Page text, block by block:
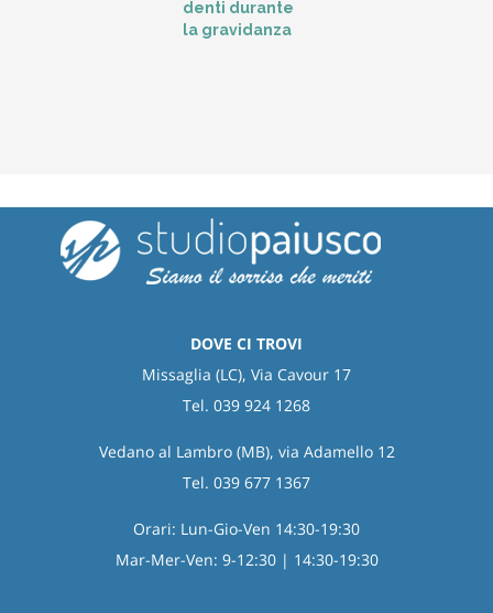
denti durante
la gravidanza
DOVE CI TROVI
Missaglia (LC), Via Cavour 17
Tel. 039 924 1268
Vedano al Lambro (MB), via Adamello 12
Tel. 039 677 1367
Orari: Lun-Gio-Ven 14:30-19:30
Mar-Mer-Ven: 9-12:30 | 14:30-19:30